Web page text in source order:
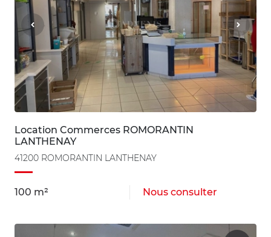
Location Commerces ROMORANTIN
LANTHENAY
41200 ROMORANTIN LANTHENAY
100 m² Nous consulter